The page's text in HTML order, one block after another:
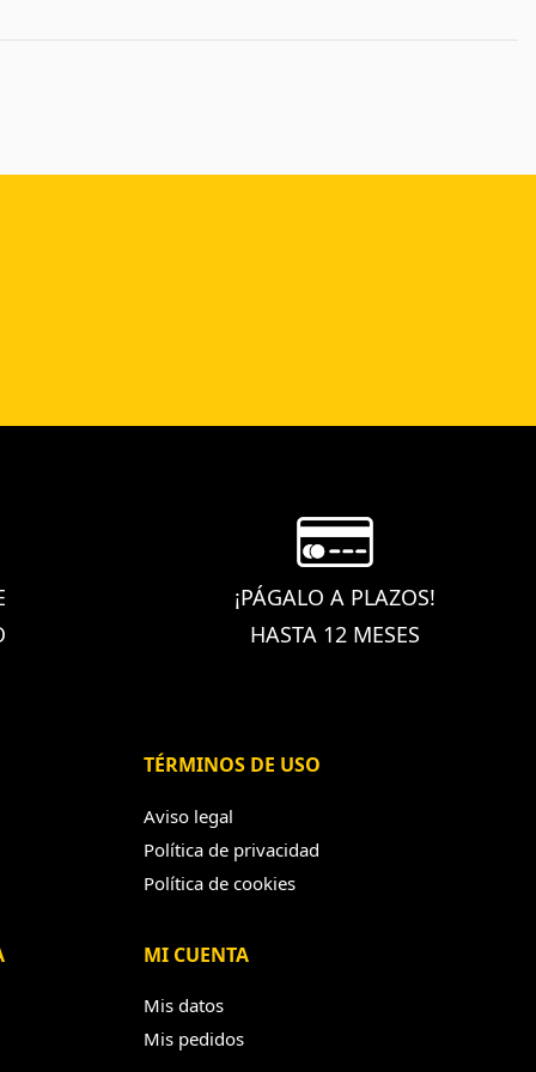
¡PÁGALO A PLAZOS!
HASTA 12 MESES
TÉRMINOS DE USO
Aviso legal
Política de privacidad
Política de cookies
MI CUENTA
Mis datos
Mis pedidos